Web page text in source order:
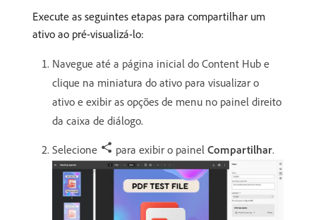
Execute as seguintes etapas para compartilhar um
ativo ao pré-visualizá-lo:
Navegue até a página inicial do Content Hub e
clique na miniatura do ativo para visualizar o
ativo e exibir as opções de menu no painel direito
da caixa de diálogo.
Selecione para exibir o painel Compartilhar.